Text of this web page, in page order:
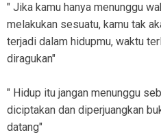
" Jika kamu hanya menunggu
melakukan sesuatu, kamu tak
terjadi dalam hidupmu, waktu
diragukan"
" Hidup itu jangan menunggu
diciptakan dan diperjuangkan
datang"